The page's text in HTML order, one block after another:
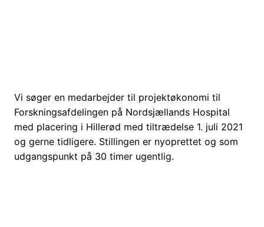
Vi søger en medarbejder til projektøkonomi til
Forskningsafdelingen på Nordsjællands Hospital
med placering i Hillerød med tiltrædelse 1. juli 2021
og gerne tidligere. Stillingen er nyoprettet og som
udgangspunkt på 30 timer ugentlig.